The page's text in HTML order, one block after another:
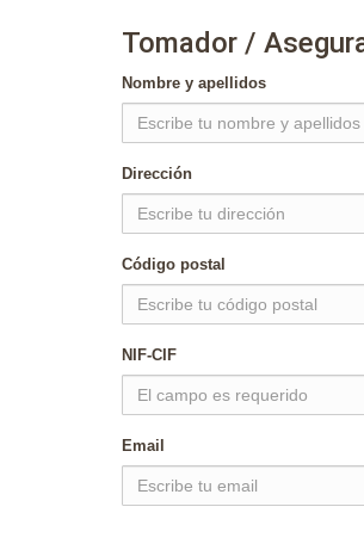
Tomador /
Nombre y apellidos
Dirección
Código postal
NIF-CIF
Email